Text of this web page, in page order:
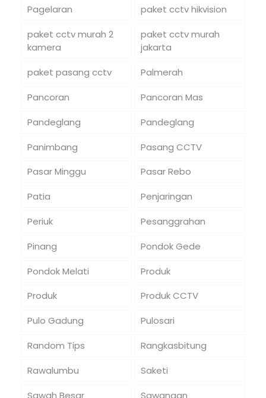
Pagelaran
paket cctv hikvision
paket cctv murah 2
kamera
paket cctv murah
jakarta
paket pasang cctv
Palmerah
Pancoran
Pancoran Mas
Pandeglang
Pandeglang
Panimbang
Pasang CCTV
Pasar Minggu
Pasar Rebo
Patia
Penjaringan
Periuk
Pesanggrahan
Pinang
Pondok Gede
Pondok Melati
Produk
Produk
Produk CCTV
Pulo Gadung
Pulosari
Random Tips
Rangkasbitung
Rawalumbu
Saketi
Sawah Besar
Sawangan